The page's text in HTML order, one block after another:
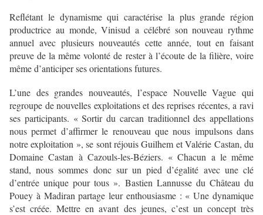
Reflétant le dynamisme qui caractérise la plus grande région
productrice au monde, Vinisud a célébré son nouveau rythme
annuel avec plusieurs nouveautés cette année, tout en faisant
preuve de la même volonté de rester à l’écoute de la filière, voire
même d’anticiper ses orientations futures.
L’une des grandes nouveautés, l’espace Nouvelle Vague qui
regroupe de nouvelles exploitations et des reprises récentes, a ravi
ses participants. « Sortir du carcan traditionnel des appellations
nous permet d’affirmer le renouveau que nous impulsons dans
notre exploitation », se sont réjouis Guilhem et Valérie Castan, du
Domaine Castan à Cazouls-les-Béziers. « Chacun a le même
stand, nous sommes donc sur un pied d’égalité avec une clé
d’entrée unique pour tous ». Bastien Lannusse du Château du
Pouey à Madiran partage leur enthousiasme : « Une dynamique
s’est créée. Mettre en avant des jeunes, c’est un concept très